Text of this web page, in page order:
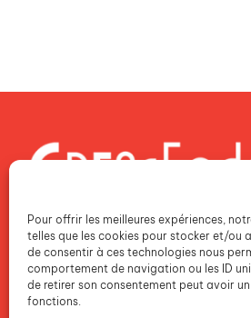
Pour offrir les meilleures expériences,
telles que les cookies pour stocker et/ou
de consentir à ces technologies nous
comportement de navigation ou les ID
de retirer son consentement peut avoir
fonctions.